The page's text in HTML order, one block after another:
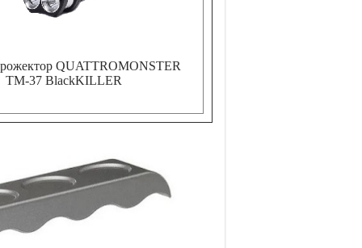
QUATTROMONSTER
TM-37 BlackKILLER